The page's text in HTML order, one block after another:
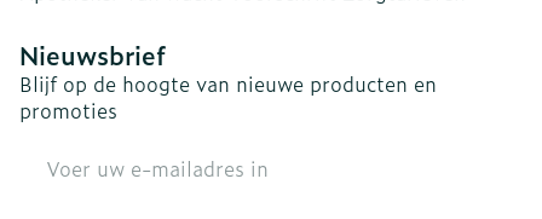
Nieuwsbrief
Blijf op de hoogte van nieuwe producten en
promoties